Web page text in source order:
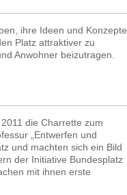
ihre Ideen und Konzepte
Platz attraktiver zu
Anwohner beizutragen.
die Charrette zum
„Entwerfen und
und machten sich ein Bild
der Initiative Bundesplatz
mit ihnen erste